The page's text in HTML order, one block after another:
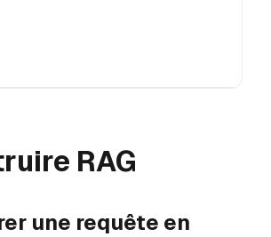
RAG
une requête en